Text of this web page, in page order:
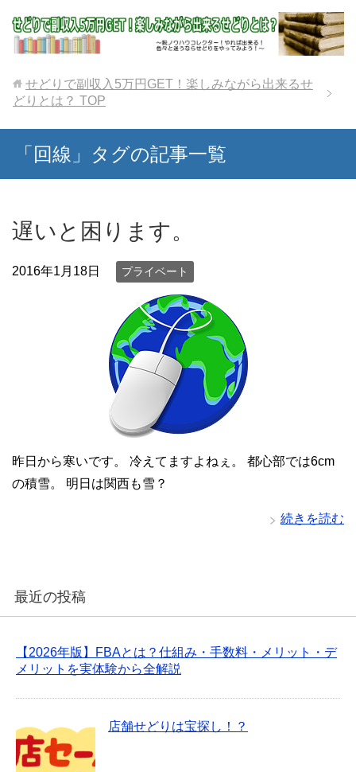
せどりで副収入5万円GET！楽しみながら出来るせ
どりとは？ TOP
「回線」タグの記事一覧
遅いと困ります。
2016年1月18日 プライベート
昨日から寒いです。 冷えてますよねぇ。 都心部では6cm
の積雪。 明日は関西も雪？
続きを読む
最近の投稿
【2026年版】FBAとは？仕組み・手数料・メリット・デ
メリットを実体験から全解説
店舗せどりは宝探し！？